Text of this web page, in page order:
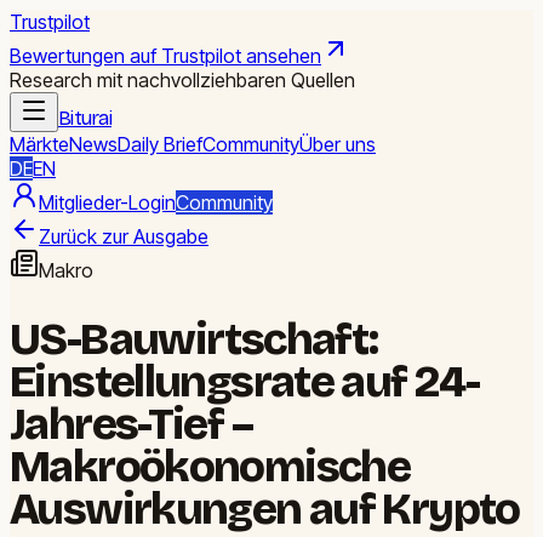
Trustpilot
Bewertungen auf Trustpilot ansehen
Research mit nachvollziehbaren Quellen
Biturai
MärkteNewsDaily BriefCommunityÜber uns
DEEN
Mitglieder-LoginCommunity
Zurück zur Ausgabe
Makro
US-Bauwirtschaft:
Einstellungsrate auf 24-
Jahres-Tief –
Makroökonomische
Auswirkungen auf Krypto